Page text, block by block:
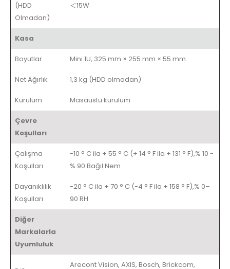
(HDD
Olmadan)
＜15W
Kasa
Boyutlar Mini 1U, 325 mm × 255 mm × 55 mm
Net Ağırlık 1,3 kg (HDD olmadan)
Kurulum Masaüstü kurulum
Çevre
Koşulları
Çalışma
Koşulları
-10 ° C ila + 55 ° C (+ 14 ° F ila + 131 ° F),% 10 -
% 90 Bağıl Nem
Dayanıklılık
Koşulları
-20 ° C ila + 70 ° C (-4 ° F ila + 158 ° F),% 0–
90 RH
Diğer
Markalarla
Uyumluluk
Arecont Vision, AXIS, Bosch, Brickcom,